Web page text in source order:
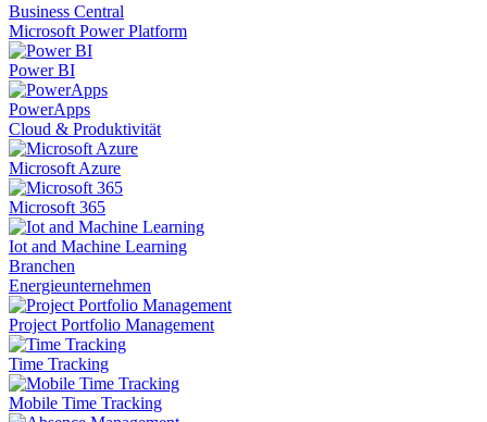
Business Central
Microsoft Power Platform
Power BI
PowerApps
Cloud & Produktivität
Microsoft Azure
Microsoft 365
Iot and Machine Learning
Branchen
Energieunternehmen
Project Portfolio Management
Time Tracking
Mobile Time Tracking